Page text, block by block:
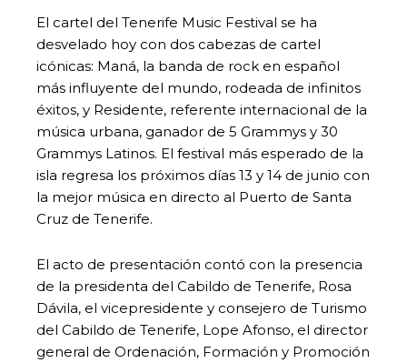
El cartel del Tenerife Music Festival se ha
desvelado hoy con dos cabezas de cartel
icónicas: Maná, la banda de rock en español
más influyente del mundo, rodeada de infinitos
éxitos, y Residente, referente internacional de la
música urbana, ganador de 5 Grammys y 30
Grammys Latinos. El festival más esperado de la
isla regresa los próximos días 13 y 14 de junio con
la mejor música en directo al Puerto de Santa
Cruz de Tenerife.
El acto de presentación contó con la presencia
de la presidenta del Cabildo de Tenerife, Rosa
Dávila, el vicepresidente y consejero de Turismo
del Cabildo de Tenerife, Lope Afonso, el director
general de Ordenación, Formación y Promoción